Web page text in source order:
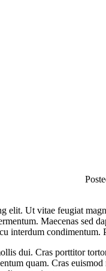
elit. Ut vitae feugiat
Maecenas sed
interdum
dui. Cras porttitor
quam. Cras